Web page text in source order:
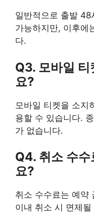
일반적으로 출발 48
가능하지만, 이후에
다.
Q3. 모바일
요?
모바일 티켓을 소지
용할 수 있습니다.
가 없습니다.
Q4. 취소 수
요?
취소 수수료는 예약
이내 취소 시 면제